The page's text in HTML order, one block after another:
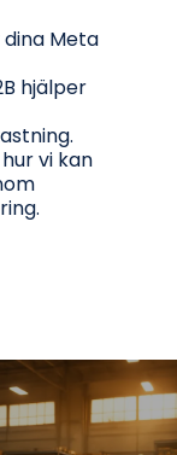
Meta
hjälper
vi kan